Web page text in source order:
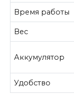
Время работы
Вес
Аккумулятор
Удобство